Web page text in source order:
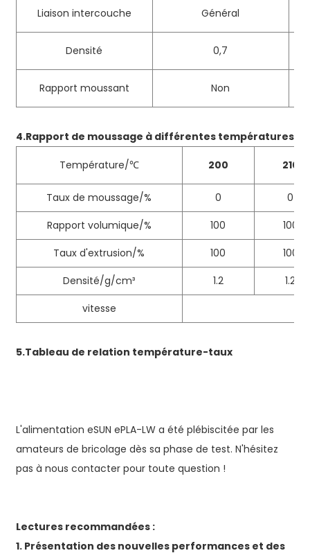
Liaison intercouche Général
Densité 0,7
Rapport moussant Non
4.Rapport de moussage à différentes températures
Température/℃ 200 210
Taux de moussage/% 0
0
Rapport volumique/%
100
100
Taux d'extrusion/%
100
100
Densité/g/cm³
1.2
1.2
vitesse
5.Tableau de relation température-taux
L'alimentation eSUN ePLA-LW a été plébiscitée par les
amateurs de bricolage dès sa phase de test. N'hésitez
pas à nous contacter pour toute question !
Lectures recommandées :
1. Présentation des nouvelles performances et des